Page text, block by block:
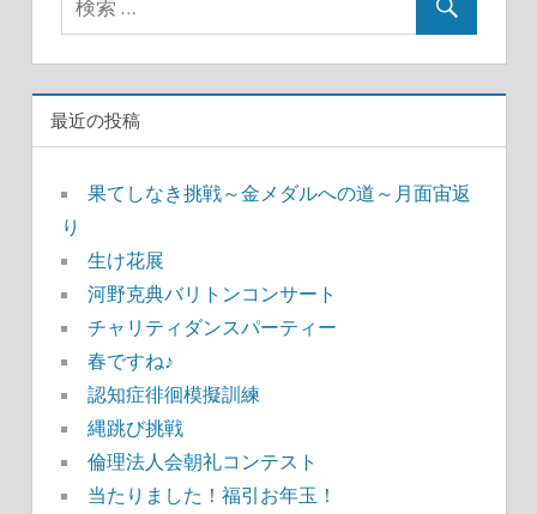
最近の投稿
果てしなき挑戦～金メダルへの道～月面宙返
り
生け花展
河野克典バリトンコンサート
チャリティダンスパーティー
春ですね♪
認知症徘徊模擬訓練
縄跳び挑戦
倫理法人会朝礼コンテスト
当たりました！福引お年玉！